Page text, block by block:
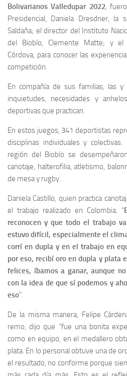
Bolivarianos Valledupar 2022,
Presidencial, Daniela Dresdner, la
Saldaña; el director del Instituto
del Biobío, Clemente Matte; y el
Córdova, para conocer las
competición.
En compañía de sus familias, las
inquietudes, necesidades y
deportivas que practican.
En estos juegos, 341 deportistas
disciplinas individuales y
región del Biobío se
canotaje, halterofilia, atletismo,
de mesa y rugby.
Daniela Castillo, quien practica
el trabajo realizado en Colombia. “
reconocen y que todo el trabajo
estuvo difícil, especialmente el
corrí en dupla y en el trabajo en
por eso, recibí oro en dupla y plata
felices, íbamos a ganar, aunque
con la idea de que sí podemos y
eso”.
De la misma manera, Felipe
remo, dijo que “fue una bonita
como en equipo, en el medallero
plata. En lo personal obtuve una de
el resultado, no conforme porque